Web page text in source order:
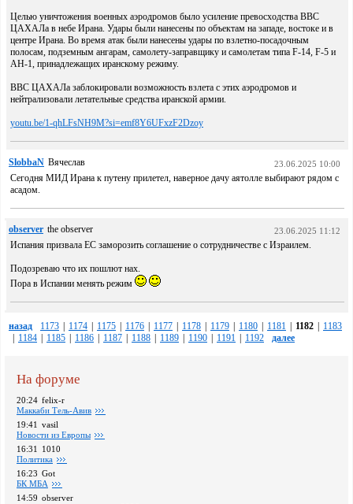
Целью уничтожения военных аэродромов было усиление превосходства ВВС
ЦАХАЛа в небе Ирана. Удары были нанесены по объектам на западе, востоке и в
центре Ирана. Во время атак были нанесены удары по взлетно-посадочным
полосам, подземным ангарам, самолету-заправщику и самолетам типа F-14, F-5 и
AH-1, принадлежащих иранскому режиму.
ВВС ЦАХАЛа заблокировали возможность взлета с этих аэродромов и
нейтрализовали летательные средства иранской армии.
youtu.be/1-qhLFsNH9M?si=emf8Y6UFxzF2Dzoy
SlobbaN Вячеслав 23.06.2025 10:00
Сегодня МИД Ирана к путену прилетел, наверное дачу аятолле выбирают рядом с
асадом.
observer the observer 23.06.2025 11:12
Испания призвала ЕС заморозить соглашение о сотрудничестве с Израилем.
Подозреваю что их пошлют нах.
Пора в Испании менять режим
назад 1173 1174 1175 1176 1177 1178 1179 1180 1181 1182
1183
1184 1185 1186 1187 1188 1189 1190 1191 1192 далее
На форуме
20:24 felix-r
Маккаби Тель-Авив
19:41 vasil
Новости из Европы
16:31
1010
Политика
16:23 Got
БК МБА
14:59 observer